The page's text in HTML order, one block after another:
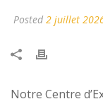
Posted 2 juillet
Notre Centre